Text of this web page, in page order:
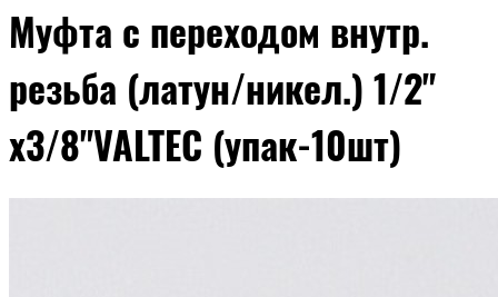
Муфта c переходом внутр.
резьба (латун/никел.) 1/2"
х3/8"VALTEC (упак-10шт)